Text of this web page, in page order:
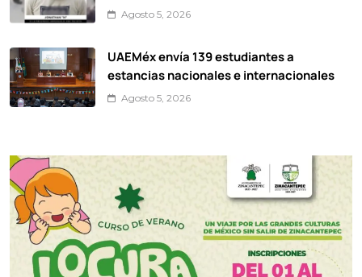
Agosto 5, 2026
UAEMéx envía 139 estudiantes a
estancias nacionales e internacionales
Agosto 5, 2026